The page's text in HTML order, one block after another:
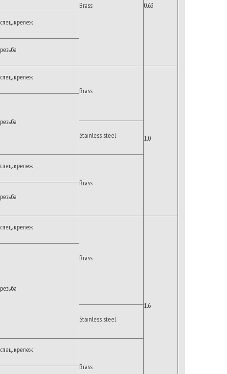
Brass 0.63
спец. крепеж
резьба
спец. крепеж
Brass
1.0
резьба
Stainless steel
спец. крепеж
Brass
резьба
спец. крепеж
Brass
1.6
резьба
Stainless steel
спец. крепеж
Brass